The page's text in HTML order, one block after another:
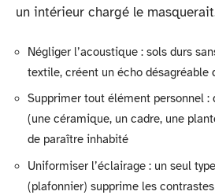
un intérieur chargé le
Négliger l’acoustique : sols durs
textile, créent un écho désagréable
Supprimer tout élément personnel
(une céramique, un cadre, une
de paraître inhabité
Uniformiser l’éclairage : un seul
(plafonnier) supprime les